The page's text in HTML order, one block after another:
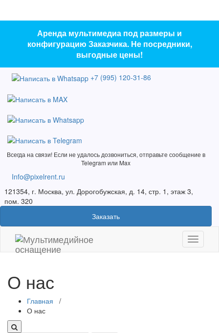
Аренда мультимедиа под размеры и
конфигурацию Заказчика. Не посредники,
выгодные цены!
+7 (995) 120-31-86
Всегда на связи! Если не удалось дозвониться, отправьте сообщение в
Telegram или Max
Info@pixelrent.ru
121354, г. Москва, ул. Дорогобужская, д. 14, стр. 1, этаж 3,
пом. 320
Заказать
Скрыть
О нас
Главная /
О нас